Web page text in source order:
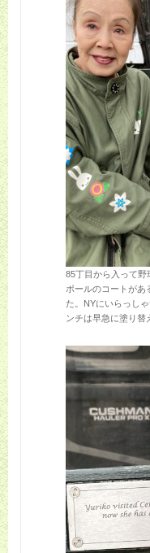
85丁目から入って野
ボールのコートがあ
た。NYにいらっし
ンチは早急に塗り替